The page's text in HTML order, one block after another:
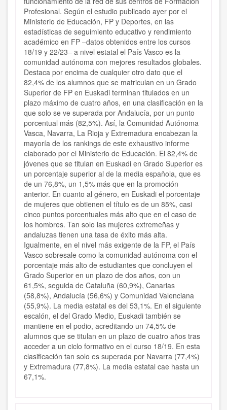
Profesional. Según el estudio publicado ayer por el
Ministerio de Educación, FP y Deportes, en las
estadísticas de seguimiento educativo y rendimiento
académico en FP –datos obtenidos entre los cursos
18/19 y 22/23– a nivel estatal el País Vasco es la
comunidad autónoma con mejores resultados globales.
Destaca por encima de cualquier otro dato que el
82,4% de los alumnos que se matriculan en un Grado
Superior de FP en Euskadi terminan titulados en un
plazo máximo de cuatro años, en una clasificación en la
que solo se ve superada por Andalucía, por un punto
porcentual más (82,5%). Así, la Comunidad Autónoma
Vasca, Navarra, La Rioja y Extremadura encabezan la
mayoría de los rankings de este exhaustivo informe
elaborado por el Ministerio de Educación. El 82,4% de
jóvenes que se titulan en Euskadi en Grado Superior es
un porcentaje superior al de la media española, que es
de un 76,8%, un 1,5% más que en la promoción
anterior. En cuanto al género, en Euskadi el porcentaje
de mujeres que obtienen el título es de un 85%, casi
cinco puntos porcentuales más alto que en el caso de
los hombres. Tan solo las mujeres extremeñas y
andaluzas tienen una tasa de éxito más alta.
Igualmente, en el nivel más exigente de la FP, el País
Vasco sobresale como la comunidad autónoma con el
porcentaje más alto de estudiantes que concluyen el
Grado Superior en un plazo de dos años, con un
61,5%, seguida de Cataluña (60,9%), Canarias
(58,8%), Andalucía (56,6%) y Comunidad Valenciana
(55,9%). La media estatal es del 53,1%. En el siguiente
escalón, el del Grado Medio, Euskadi también se
mantiene en el podio, acreditando un 74,5% de
alumnos que se titulan en un plazo de cuatro años tras
acceder a un ciclo formativo en el curso 18/19. En esta
clasificación tan solo es superada por Navarra (77,4%)
y Extremadura (77,8%). La media estatal cae hasta un
67,1%.